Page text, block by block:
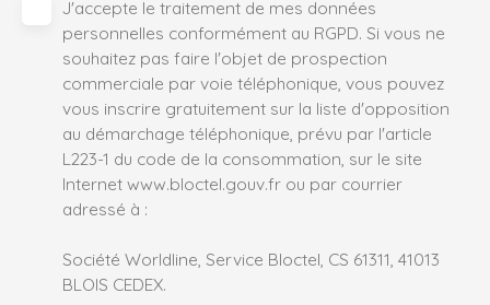
J'accepte le traitement de mes données
personnelles conformément au RGPD. Si vous ne
souhaitez pas faire l'objet de prospection
commerciale par voie téléphonique, vous pouvez
vous inscrire gratuitement sur la liste d'opposition
au démarchage téléphonique, prévu par l'article
L223-1 du code de la consommation, sur le site
Internet www.bloctel.gouv.fr ou par courrier
adressé à :
Société Worldline, Service Bloctel, CS 61311, 41013
BLOIS CEDEX.